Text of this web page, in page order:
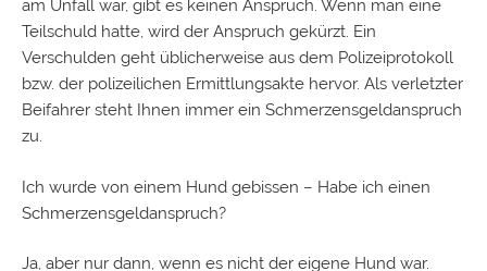
am Unfall war, gibt es keinen Anspruch. Wenn man eine
Teilschuld hatte, wird der Anspruch gekürzt. Ein
Verschulden geht üblicherweise aus dem Polizeiprotokoll
bzw. der polizeilichen Ermittlungsakte hervor. Als verletzter
Beifahrer steht Ihnen immer ein Schmerzensgeldanspruch
zu.
Ich wurde von einem Hund gebissen – Habe ich einen
Schmerzensgeldanspruch?
Ja, aber nur dann, wenn es nicht der eigene Hund war.